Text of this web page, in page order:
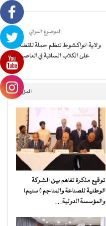
جديدة) الإلكتروني
نافذة
جديدة)
الموضوع الموالي
ولاية انواكشوط تنظم حملة للقضاء
على الكلاب السائبة في العاصمة
المزيد..
توقيع مذكرة تفاهم بين الشركة
الوطنية للصناعة والمناجم (اسنيم)
والمؤسسة الدولية…